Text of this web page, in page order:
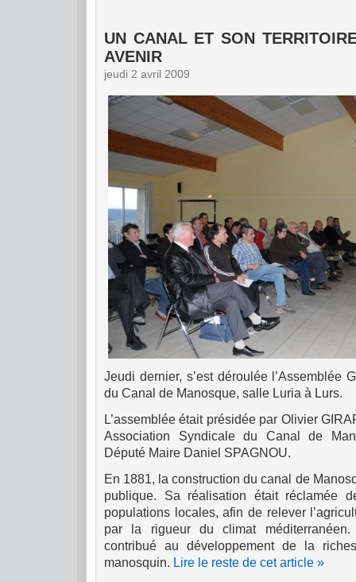
UN CANAL ET SON
AVENIR
jeudi 2 avril 2009
Jeudi dernier, s’est déroulée l’Assemblée
du Canal de Manosque, salle Luria à Lurs.
L’assemblée était présidée par Olivier
Association Syndicale du Canal de
Député Maire Daniel SPAGNOU.
En 1881, la construction du canal de
publique. Sa réalisation était réclamée
populations locales, afin de relever
par la rigueur du climat
contribué au développement de la
manosquin. Lire le reste de cet article »